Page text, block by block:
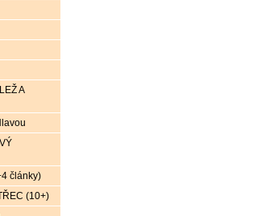
A
články)
(10+)